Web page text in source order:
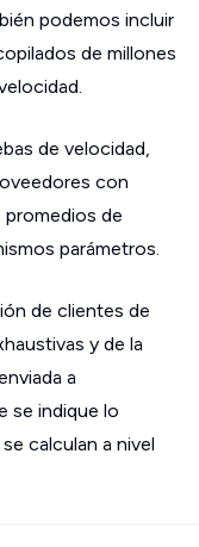
podemos incluir
de millones
de velocidad,
con
promedios de
parámetros.
de clientes de
y de la
a
se indique lo
calculan a nivel